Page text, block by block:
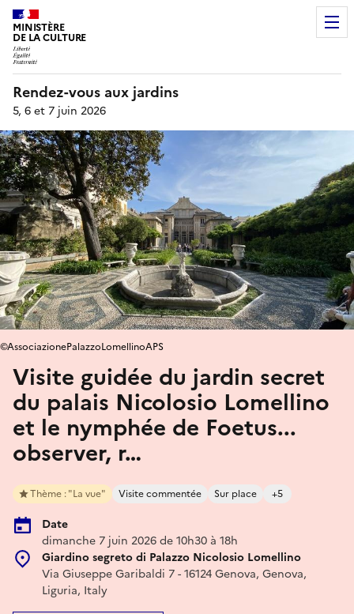
MINISTÈRE
DE LA CULTURE
Rendez-vous aux jardins
5, 6 et 7 juin 2026
Visite guidée du jardin secret
du palais Nicolosio Lomellino
et le nymphée de Foetus...
observer, r…
Thème : "La vue" Visite commentée Sur place +5
Date
dimanche 7 juin 2026 de 10h30 à 18h
Giardino segreto di Palazzo Nicolosio Lomellino
Via Giuseppe Garibaldi 7 - 16124 Genova, Genova,
Liguria, Italy
©AssociazionePalazzoLomellinoAPS